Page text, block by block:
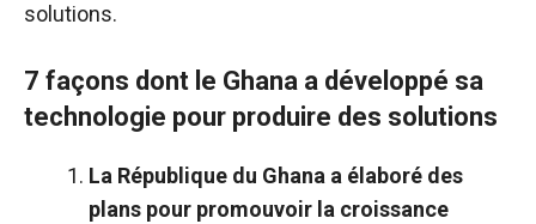
solutions.
7 façons dont le Ghana a développé sa
technologie pour produire des solutions
La République du Ghana a élaboré des
plans pour promouvoir la croissance